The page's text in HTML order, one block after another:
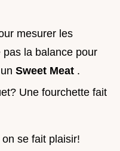
mesurer les
pas la balance pour
Sweet Meat .
Une fourchette fait
se fait plaisir!